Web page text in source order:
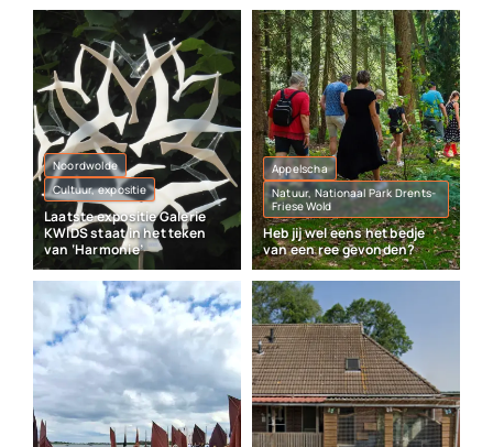
Noordwolde
Cultuur, expositie
Laatste expositie Galerie
KWIDS staat in het teken
van ‘Harmonie’
Appelscha
Natuur, Nationaal Park Drents-
Friese Wold
Heb jij wel eens het bedje
van een ree gevonden?